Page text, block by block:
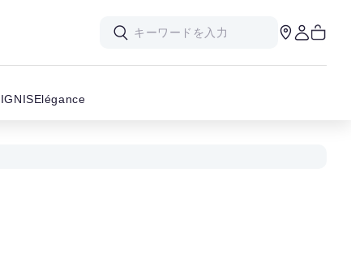
IGNISElégance